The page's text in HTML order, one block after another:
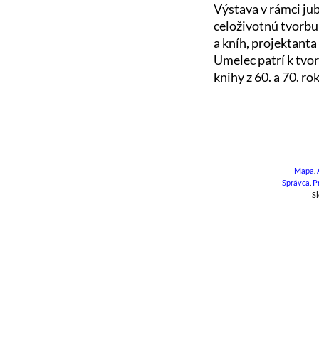
Výstava v rámci
celoživotnú
a kníh, projektanta
Umelec patrí k
knihy z 60. a 70.
Mapa.
Správca.